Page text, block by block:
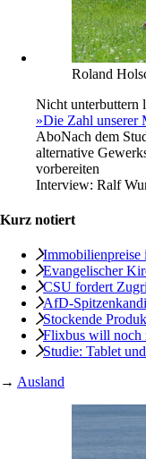
Roland
Nicht unterbuttern
»Die Zahl unserer
AboNach dem
alternative
vorbereiten
Interview: Ralf
Kurz notiert
Immobilienpreise
Evangelischer
CSU fordert
AfD-
Stockende
Flixbus will noch
Studie: Tablet
→ Ausland